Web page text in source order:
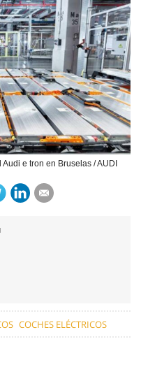
e tron en Bruselas / AUDI
COCHES ELÉCTRICOS